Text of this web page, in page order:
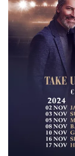
Tư vấn
Chuyên mục khác
Emagazine
VTV Money